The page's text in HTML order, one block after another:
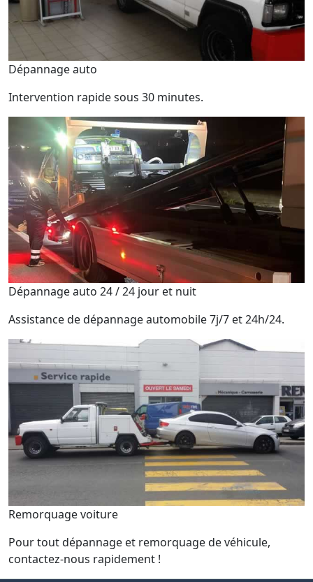
Dépannage auto
Intervention rapide sous 30 minutes.
Dépannage auto 24 / 24 jour et nuit
Assistance de dépannage automobile 7j/7 et 24h/24.
Remorquage voiture
Pour tout dépannage et remorquage de véhicule,
contactez-nous rapidement !